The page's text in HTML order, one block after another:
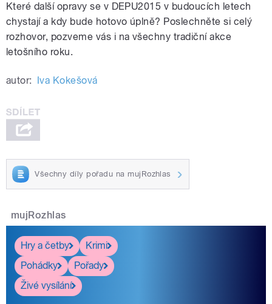
Které další opravy se v DEPU2015 v budoucích letech
chystají a kdy bude hotovo úplně? Poslechněte si celý
rozhovor, pozveme vás i na všechny tradiční akce
letošního roku.
autor: Iva Kokešová
Všechny díly pořadu na mujRozhlas
mujRozhlas
Hry a četby
Krimi
Pohádky
Pořady
Živé vysílání